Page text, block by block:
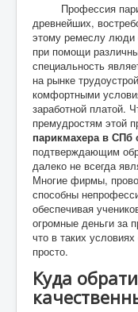
Профессия
древнейших,
этому ремеслу люди
при помощи
специальность
на рынке
комфортными
заработной платой.
премудростям этой
парикмахера в
подтверждающим
далеко не всегда
Многие фирмы,
способны
обеспечивая
огромные деньги за
что в таких
просто.
Куда